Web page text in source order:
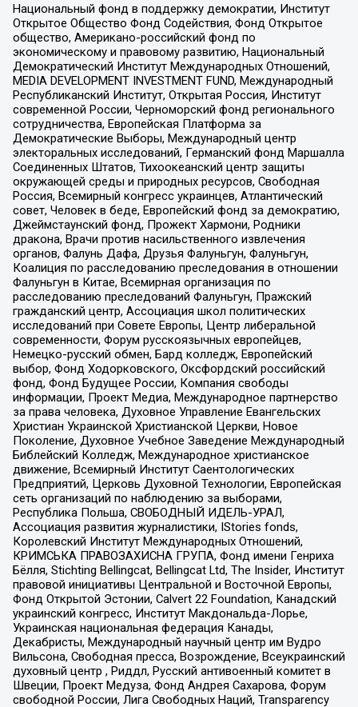
Национальный фонд в поддержку демократии, Институт
Открытое Общество Фонд Содействия, Фонд Открытое
общество, Американо-российский фонд по
экономическому и правовому развитию, Национальный
Демократический Институт Международных Отношений,
MEDIA DEVELOPMENT INVESTMENT FUND, Международный
Республиканский Институт, Открытая Россия, Институт
современной России, Черноморский фонд регионального
сотрудничества, Европейская Платформа за
Демократические Выборы, Международный центр
электоральных исследований, Германский фонд Маршалла
Соединенных Штатов, Тихоокеанский центр защиты
окружающей среды и природных ресурсов, Свободная
Россия, Всемирный конгресс украинцев, Атлантический
совет, Человек в беде, Европейский фонд за демократию,
Джеймстаунский фонд, Прожект Хармони, Родники
дракона, Врачи против насильственного извлечения
органов, Фалунь Дафа, Друзья Фалуньгун, Фалуньгун,
Коалиция по расследованию преследования в отношении
Фалуньгун в Китае, Всемирная организация по
расследованию преследований Фалуньгун, Пражский
гражданский центр, Ассоциация школ политических
исследований при Совете Европы, Центр либеральной
современности, Форум русскоязычных европейцев,
Немецко-русский обмен, Бард колледж, Европейский
выбор, Фонд Ходорковского, Оксфордский российский
фонд, Фонд Будущее России, Компания свободы
информации, Проект Медиа, Международное партнерство
за права человека, Духовное Управление Евангельских
Христиан Украинской Христианской Церкви, Новое
Поколение, Духовное Учебное Заведение Международный
Библейский Колледж, Международное христианское
движение, Всемирный Институт Саентологических
Предприятий, Церковь Духовной Технологии, Европейская
сеть организаций по наблюдению за выборами,
Республика Польша, СВОБОДНЫЙ ИДЕЛЬ-УРАЛ,
Ассоциация развития журналистики, IStories fonds,
Королевский Институт Международных Отношений,
КРИМСЬКА ПРАВОЗАХИСНА ГРУПА, Фонд имени Генриха
Бёлля, Stichting Bellingcat, Bellingcat Ltd, The Insider, Институт
правовой инициативы Центральной и Восточной Европы,
Фонд Открытой Эстонии, Calvert 22 Foundation, Канадский
украинский конгресс, Институт Макдональда-Лорье,
Украинская национальная федерация Канады,
Декабристы, Международный научный центр им Вудро
Вильсона, Свободная пресса, Возрождение, Всеукраинский
духовный центр , Риддл, Русский антивоенный комитет в
Швеции, Проект Медуза, Фонд Андрея Сахарова, Форум
свободной России, Лига Свободных Наций, Transparеncy